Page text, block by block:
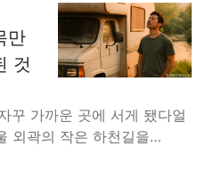
만
것
꾸 가까운 곳에 서게 됐다얼
외곽의 작은 하천길을…